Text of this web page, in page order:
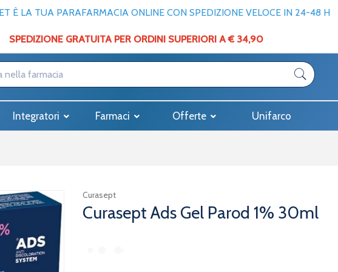
È LA TUA PARAFARMACIA ONLINE CON SPEDIZIONE VELOCE IN 24-48 H
SPEDIZIONE GRATUITA PER ORDINI SUPERIORI A € 34,90
Integratori Farmaci Offerte Unifarco
Curasept
Curasept Ads Gel Parod 1% 30ml